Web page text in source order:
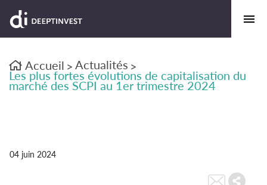
Accueil > Actualités >
Les plus fortes évolutions de capitalisation du
marché des SCPI au 1er trimestre 2024
04 juin 2024